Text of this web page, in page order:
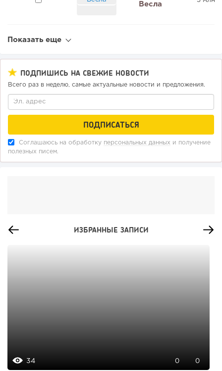
Весла
Показать еще
ПОДПИШИСЬ НА СВЕЖИЕ НОВОСТИ
Всего раз в неделю, самые актуальные новости и предложения.
Соглашаюсь на обработку персональных данных и получение
полезных писем.
ИЗБРАННЫЕ ЗАПИСИ
34 0 0